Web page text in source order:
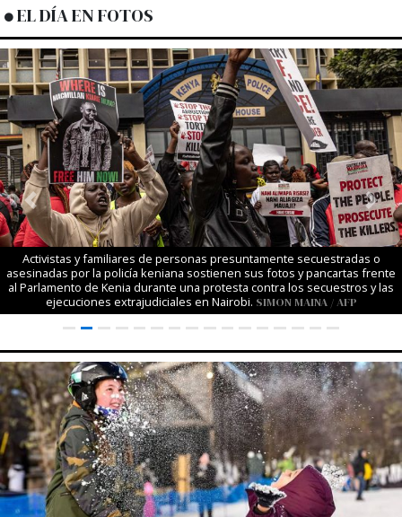
EL DÍA EN FOTOS
Activistas y familiares de personas presuntamente secuestradas o
asesinadas por la policía keniana sostienen sus fotos y pancartas frente
al Parlamento de Kenia durante una protesta contra los secuestros y las
ejecuciones extrajudiciales en Nairobi. SIMON MAINA / AFP
Previous Next